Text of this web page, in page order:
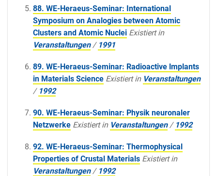
88. WE-Heraeus-Seminar: International
Symposium on Analogies between Atomic
Clusters and Atomic Nuclei Existiert in
Veranstaltungen / 1991
89. WE-Heraeus-Seminar: Radioactive lmplants
in Materials Science Existiert in Veranstaltungen
/ 1992
90. WE-Heraeus-Seminar: Physik neuronaler
Netzwerke Existiert in Veranstaltungen / 1992
92. WE-Heraeus-Seminar: Thermophysical
Properties of Crustal Materials Existiert in
Veranstaltungen / 1992